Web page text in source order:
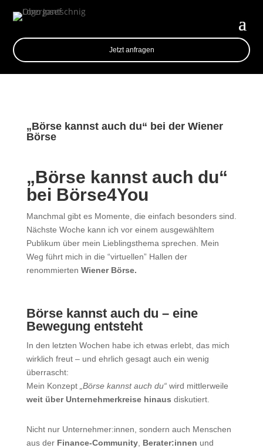
Jetzt anfragen
„Börse kannst auch du“ bei der Wiener
Börse
„Börse kannst auch du“
bei Börse4You
Manchmal gibt es Momente, die einfach besonders sind.
Nächste Woche kann ich vor einem ausgewähltem
Publikum über mein Lieblingsthema sprechen. Mein
Weg führt mich in die “virtuellen” Hallen der
renommierten Wiener Börse.
Börse kannst auch du – eine
Bewegung entsteht
In den letzten Wochen habe ich etwas erlebt, das mich
wirklich freut – und ehrlich gesagt auch ein wenig
überrascht:
Mein Konzept „Börse kannst auch du“wird mittlerweile
weit über Unternehmerkreise hinaus diskutiert.
Nicht nur Unternehmer:innen, sondern auch Menschen
aus der Finance-Community, Berater:innen und